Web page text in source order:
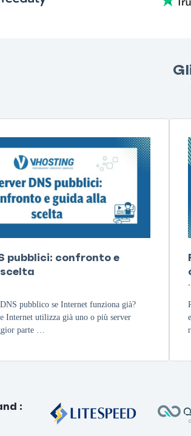
pubblici: confronto e
pubblico se Internet funziona già?
Internet utilizza già uno o più server
parte …
•
: